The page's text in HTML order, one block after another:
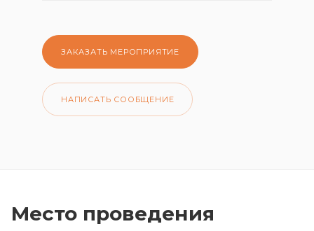
ЗАКАЗАТЬ МЕРОПРИЯТИЕ
НАПИСАТЬ СООБЩЕНИЕ
Место проведения